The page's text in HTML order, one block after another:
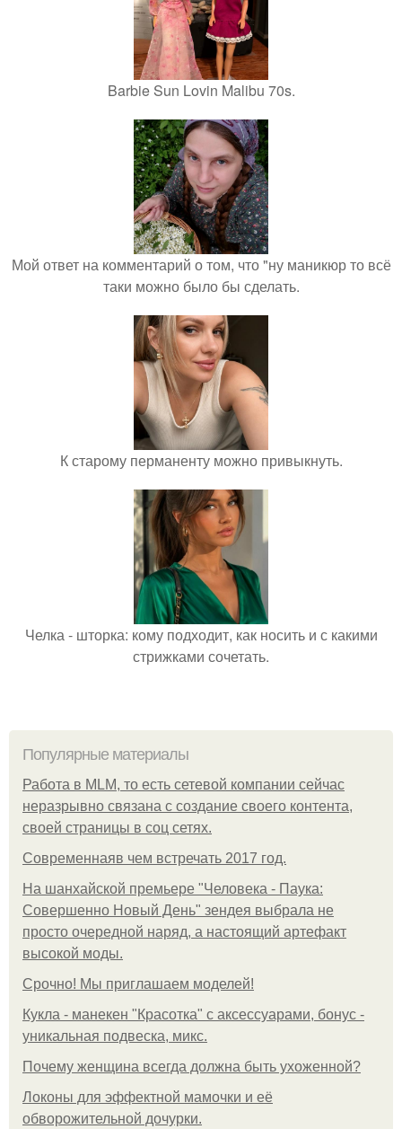
Barbie Sun Lovin Malibu 70s.
Мой ответ на комментарий о том, что "ну маникюр то всё
таки можно было бы сделать.
К старому перманенту можно привыкнуть.
Челка - шторка: кому подходит, как носить и с какими
стрижками сочетать.
Популярные материалы
Работа в MLM, то есть сетевой компании сейчас
неразрывно связана с создание своего контента,
своей страницы в соц сетях.
Современнаяв чем встречать 2017 год.
На шанхайской премьере "Человека - Паука:
Совершенно Новый День" зендея выбрала не
просто очередной наряд, а настоящий артефакт
высокой моды.
Срочно! Мы приглашаем моделей!
Кукла - манекен "Красотка" с аксессуарами, бонус -
уникальная подвеска, микс.
Почему женщина всегда должна быть ухоженной?
Локоны для эффектной мамочки и её
обворожительной дочурки.